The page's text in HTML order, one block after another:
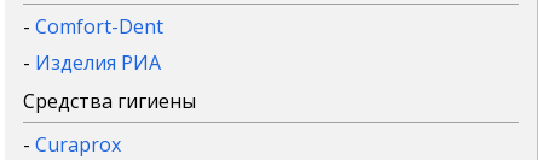
-Comfort-Dent
- Изделия РИА
Средства гигиены
-Curaprox